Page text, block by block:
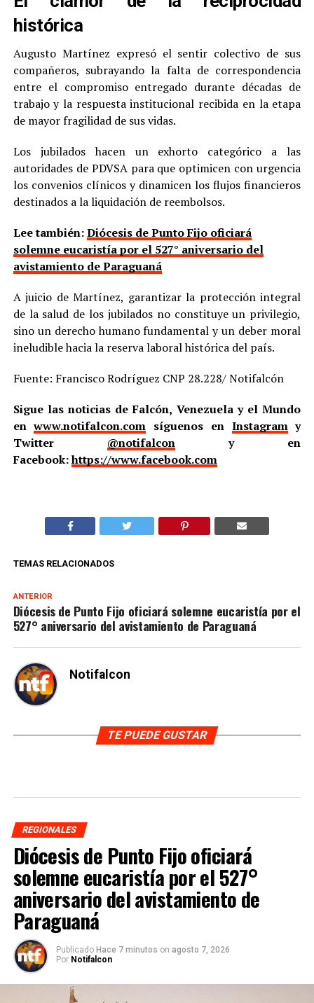
histórica
Augusto Martínez expresó el sentir colectivo de sus
compañeros, subrayando la falta de correspondencia
entre el compromiso entregado durante décadas de
trabajo y la respuesta institucional recibida en la etapa
de mayor fragilidad de sus vidas.
Los jubilados hacen un exhorto categórico a las
autoridades de PDVSA para que optimicen con urgencia
los convenios clínicos y dinamicen los flujos financieros
destinados a la liquidación de reembolsos.
Lee también:Diócesis de Punto Fijo oficiará
solemne eucaristía por el 527° aniversario del
avistamiento de Paraguaná
A juicio de Martínez, garantizar la protección integral
de la salud de los jubilados no constituye un privilegio,
sino un derecho humano fundamental y un deber moral
ineludible hacia la reserva laboral histórica del país.
Fuente: Francisco Rodríguez CNP 28.228/ Notifalcón
Sigue las noticias de Falcón, Venezuela y el Mundo
enwww.notifalcon.com síguenos en Instagramy
Twitter @notifalcony en
Facebook:https://www.facebook.com
TEMAS RELACIONADOS
ANTERIOR
Diócesis de Punto Fijo oficiará solemne eucaristía por el
527° aniversario del avistamiento de Paraguaná
Notifalcon
TE PUEDE GUSTAR
REGIONALES
Diócesis de Punto Fijo oficiará
solemne eucaristía por el 527°
aniversario del avistamiento de
Paraguaná
Publicado Hace 7 minutos on agosto 7, 2026
Por Notifalcon